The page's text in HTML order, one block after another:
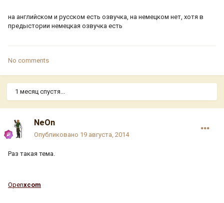
на английском и русском есть озвучка, на немецком нет, хотя в
предыстории немецкая озвучка есть
No comments
1 месяц спустя...
NeOn
Опубликовано 19 августа, 2014
Раз такая тема.
Openxcom